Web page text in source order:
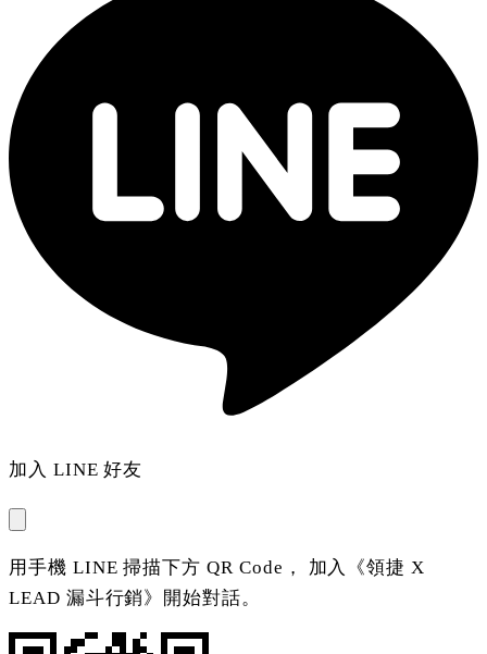
加入 LINE 好友
用手機 LINE 掃描下方 QR Code， 加入《領捷 X
LEAD 漏斗行銷》開始對話。